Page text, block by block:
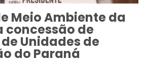
Meio Ambiente da
concessão de
Unidades de
do Paraná